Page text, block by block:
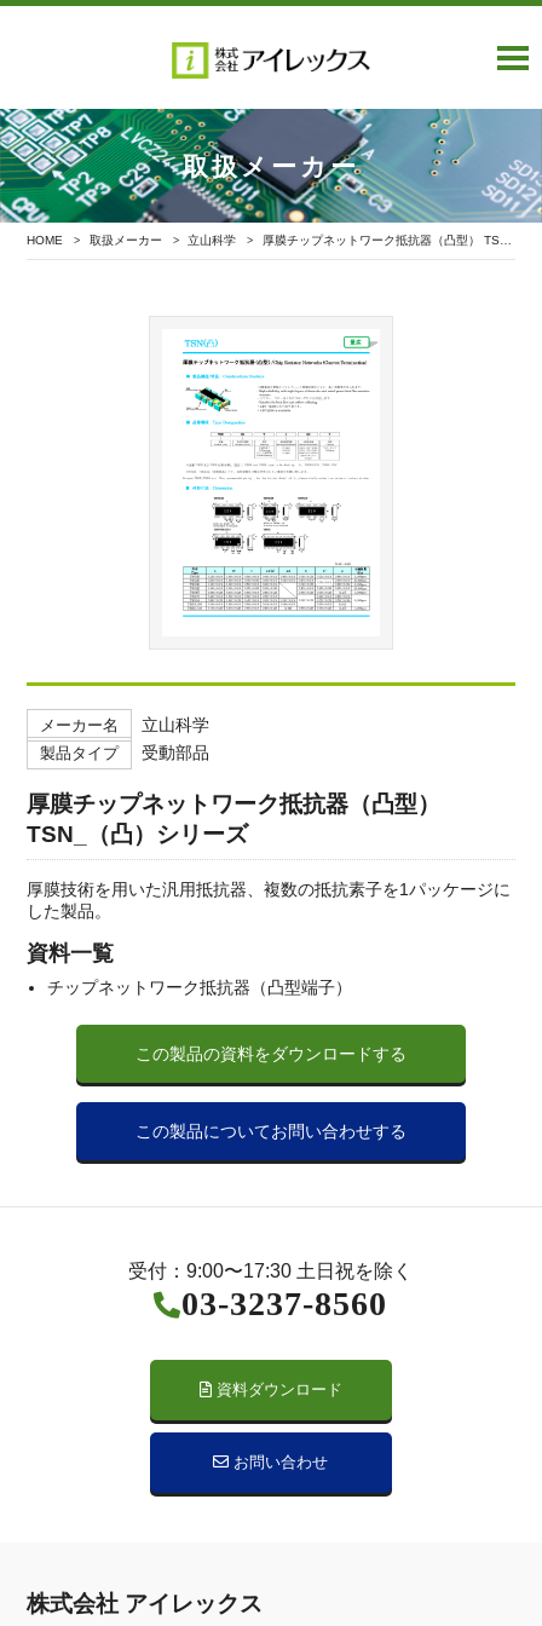
取扱メーカー
HOME > 取扱メーカー > 立山科学 > 厚膜チップネットワーク抵抗器（凸型） TSN_（凸）シリーズ
メーカー名 立山科学
製品タイプ 受動部品
厚膜チップネットワーク抵抗器（凸型）
TSN_（凸）シリーズ
厚膜技術を用いた汎用抵抗器、複数の抵抗素子を1パッケージに
した製品。
資料一覧
チップネットワーク抵抗器（凸型端子）
この製品の資料をダウンロードする
この製品についてお問い合わせする
受付：9:00〜17:30 土日祝を除く
03-3237-8560
資料ダウンロード
お問い合わせ
株式会社 アイレックス